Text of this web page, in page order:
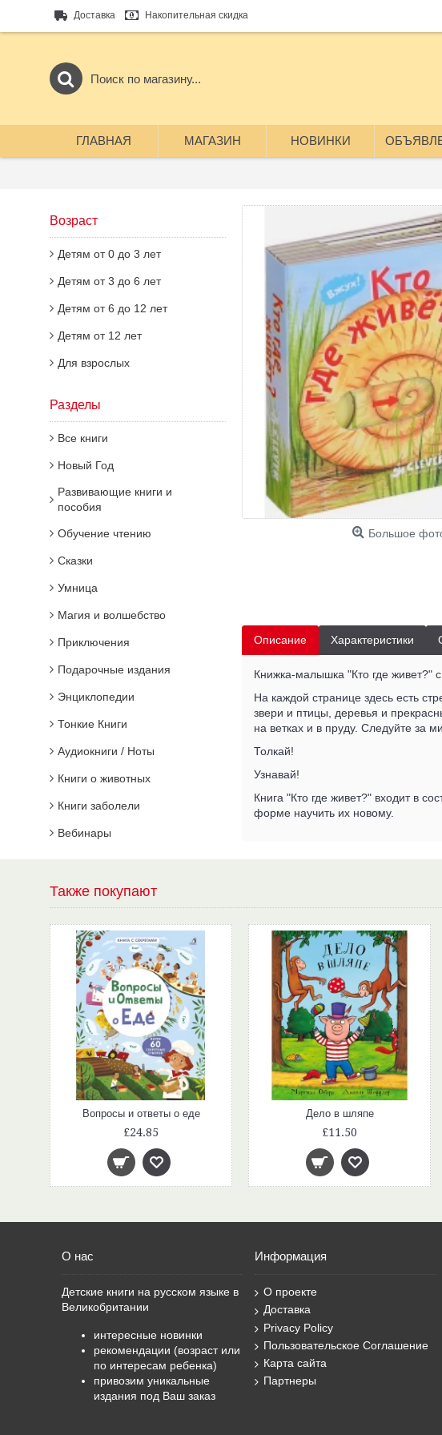
Доставка Накопительная скидка
ГЛАВНАЯ МАГАЗИН НОВИНКИ
Возраст
Детям от 0 до 3 лет
Детям от 3 до 6 лет
Детям от 6 до 12 лет
Детям от 12 лет
Для взрослых
Разделы
Все книги
Новый Год
Развивающие книги и
пособия
Обучение чтению
Сказки
Умница
Магия и волшебство
Приключения
Подарочные издания
Энциклопедии
Тонкие Книги
Аудиокниги / Ноты
Книги о животных
Книги заболели
Вебинары
Большое
Описание Характеристики
Книжка-малышка "Кто где
На каждой странице здесь есть
звери и птицы, деревья и
на ветках и в пруду. Следуйте за
Толкай!
Узнавай!
Книга "Кто где живет?" входит в
форме научить их новому.
Также покупают
Вопросы и ответы о еде
£24.85
Дело в шляпе
£11.50
О нас
Детские книги на русском языке в
Великобритании
интересные новинки
рекомендации (возраст или
по интересам ребенка)
привозим уникальные
издания под Ваш заказ
Информация
О проекте
Доставка
Privacy Policy
Пользовательское Соглашение
Карта сайта
Партнеры